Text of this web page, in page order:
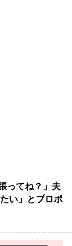
ってね？」夫
い」とプロポ